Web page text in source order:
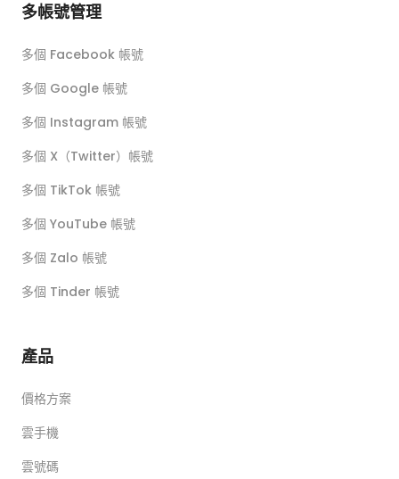
多帳號管理
多個 Facebook 帳號
多個 Google 帳號
多個 Instagram 帳號
多個 X（Twitter）帳號
多個 TikTok 帳號
多個 YouTube 帳號
多個 Zalo 帳號
多個 Tinder 帳號
產品
價格方案
雲手機
雲號碼